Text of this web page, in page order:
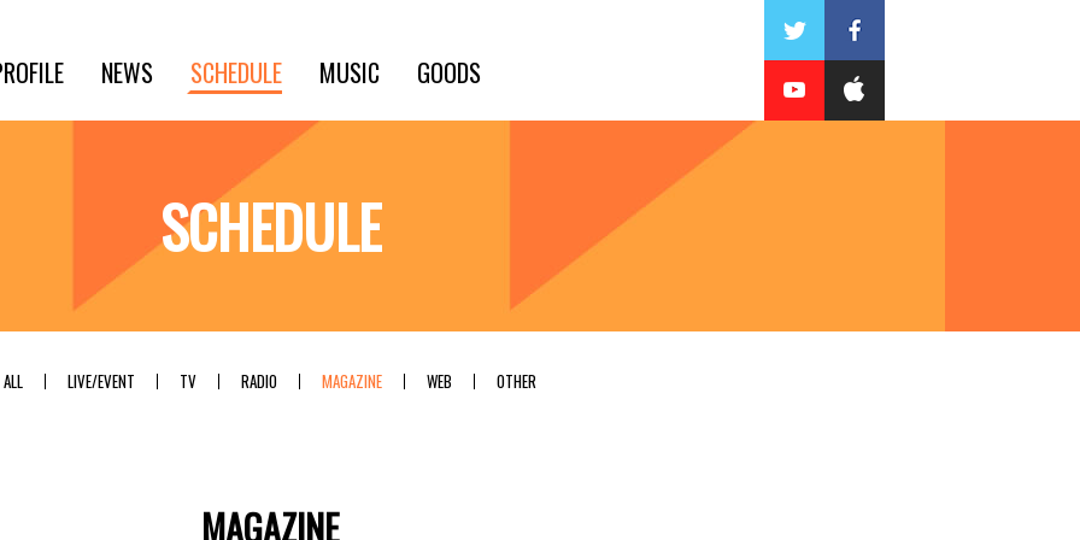
NEWS SCHEDULE MUSIC GOODS
SCHEDULE
ALL LIVE/EVENT TV RADIO MAGAZINE WEB OTHER
MAGAZINE